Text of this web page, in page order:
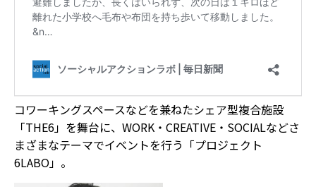
コワーキングスペースなどを兼ねたシェア型複合施設
「THE6」を舞台に、WORK・CREATIVE・SOCIALなどさ
まざまなテーマでイベントを行う「プロジェクト
6LABO」。